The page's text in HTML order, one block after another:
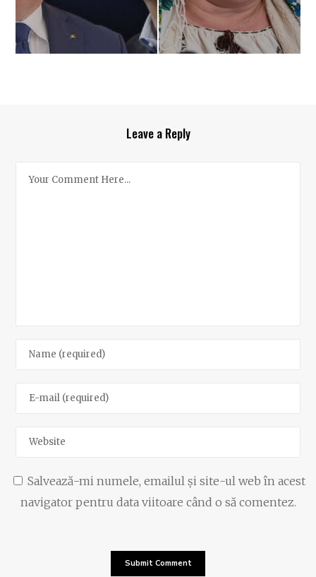
Leave a Reply
Salvează-mi numele, emailul și site-ul web în acest
navigator pentru data viitoare când o să comentez.